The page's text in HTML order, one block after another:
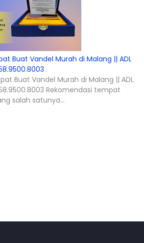
Buat Vandel Murah di Malang || ADL
Buat Vandel Murah di Malang || ADL
Rekomendasi tempat
salah satunya...